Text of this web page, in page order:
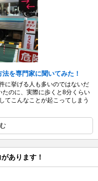
を専門家に聞いてみた！
に挙げる人も多いのではないだ
のに、実際に歩くと8分くらい
てこんなことが起こってしまう
あります！